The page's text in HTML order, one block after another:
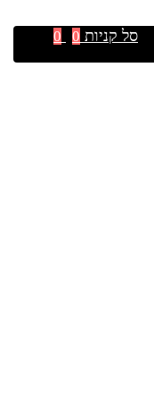
סל קניות 0
0